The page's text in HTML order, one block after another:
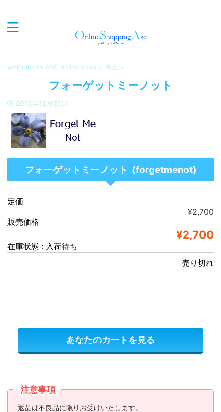
welcome to ASC online shop > 商品 >
フォーゲットミーノット
2015年12月21日
フォーゲットミーノット (forgetmenot)
定価
¥2,700
販売価格
¥2,700
在庫状態 : 入荷待ち
売り切れ
あなたのカートを見る
注意事項
返品は不良品に限りお受けいたします。